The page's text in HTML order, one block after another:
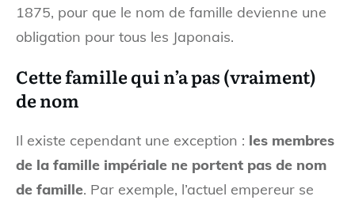
1875, pour que le nom de famille devienne une
obligation pour tous les Japonais.
Cette famille qui n’a pas (vraiment)
de nom
Il existe cependant une exception : les membres
de la famille impériale ne portent pas de nom
de famille. Par exemple, l’actuel empereur se